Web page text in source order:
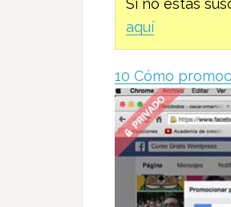
Si no estás
aquí
10 Cómo